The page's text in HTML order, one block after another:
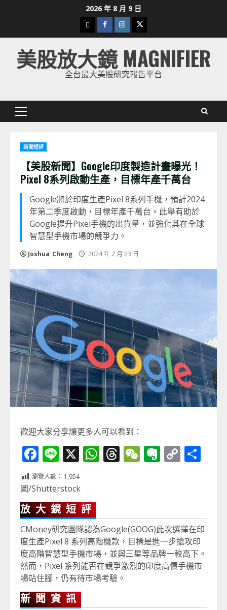
2026 年 8 月 9 日
下
載
美
股
Facebook
Instagram
Twitter
美股放大鏡 MAGNIFIER
全台最大美股研究報告平台
Primary
新聞短評
【美股新聞】Google印度製造計畫曝光！
Pixel 8系列啟動生產，目標年產千萬台
Google將於印度生產Pixel 8系列手機，預計2024
年第二季度啟動，目標年產千萬台。此舉有助於
Google提升Pixel手機的出貨量，並強化其在全球
智慧型手機市場的競爭力。
Joshua_Cheng 2024 年 2 月 23 日
歡迎大家分享讓更多人可以看到：
Facebook
Line
X WhatsApp
Threads
WeChat
Evernote
Copy
瀏覽人數： 1,954
圖/Shutterstock
放大鏡短評
CMoney研究團隊認為Google(GOOG)此次選擇在印
度生產Pixel 8 系列高階機款，目標是進一步搶攻印
度高階智慧型手機市場，並與三星等品牌一較高下。
然而，Pixel 系列能否在競爭激烈的印度高價手機市
場站住腳，仍有待市場考驗。
新聞資訊